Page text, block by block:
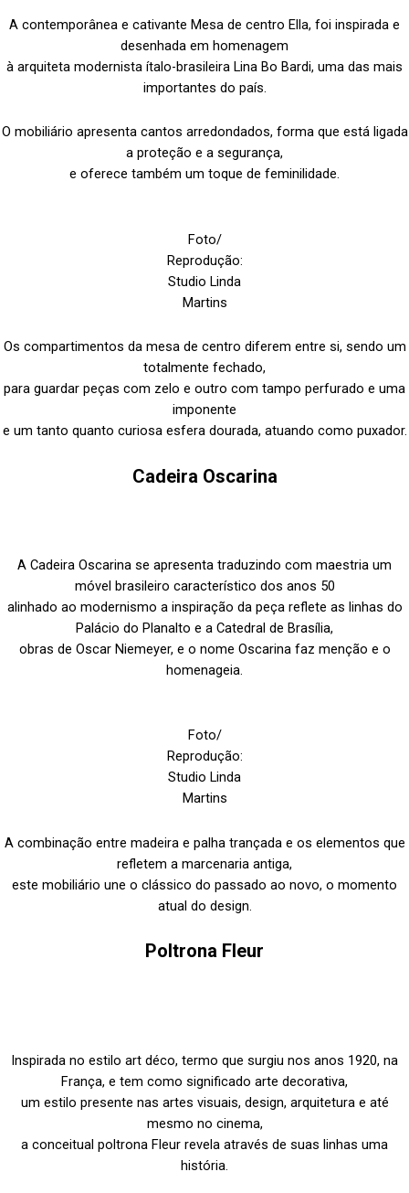
A contemporânea e cativante Mesa de centro Ella, foi inspirada e
desenhada em homenagem
à arquiteta modernista ítalo-brasileira Lina Bo Bardi, uma das mais
importantes do país.
O mobiliário apresenta cantos arredondados, forma que está ligada
a proteção e a segurança,
e oferece também um toque de feminilidade.
Foto/
Reprodução:
Studio Linda
Martins
Os compartimentos da mesa de centro diferem entre si, sendo um
totalmente fechado,
para guardar peças com zelo e outro com tampo perfurado e uma
imponente
e um tanto quanto curiosa esfera dourada, atuando como puxador.
Cadeira Oscarina
A Cadeira Oscarina se apresenta traduzindo com maestria um
móvel brasileiro característico dos anos 50
alinhado ao modernismo a inspiração da peça reflete as linhas do
Palácio do Planalto e a Catedral de Brasília,
obras de Oscar Niemeyer, e o nome Oscarina faz menção e o
homenageia.
Foto/
Reprodução:
Studio Linda
Martins
A combinação entre madeira e palha trançada e os elementos que
refletem a marcenaria antiga,
este mobiliário une o clássico do passado ao novo, o momento
atual do design.
Poltrona Fleur
Inspirada no estilo art déco, termo que surgiu nos anos 1920, na
França, e tem como significado arte decorativa,
um estilo presente nas artes visuais, design, arquitetura e até
mesmo no cinema,
a conceitual poltrona Fleur revela através de suas linhas uma
história.